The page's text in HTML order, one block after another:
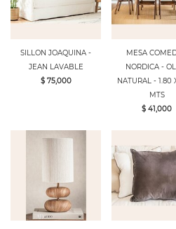
SILLON JOAQUINA -
JEAN LAVABLE
$ 75,000
MESA
NORDICA -
NATURAL - 1.80
MTS
$ 41,000